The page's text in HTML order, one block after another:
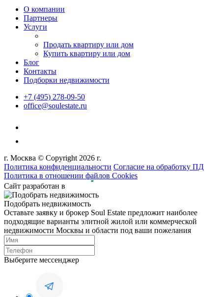
О компании
Партнеры
Услуги
Продать квартиру или дом
Купить квартиру или дом
Блог
Контакты
Подборки недвижимости
+7 (495) 278-09-50
office@soulestate.ru
г. Москва © Copyright 2026 г.
Политика конфиденциальности Согласие на обработку ПД
Политика в отношении файлов Cookies
Сайт разработан в
Подобрать недвижимость
Оставьте заявку и брокер Soul Estate предложит наиболее
подходящие варианты элитной жилой или коммерческой
недвижимости Москвы и области под ваши пожелания
Выберите мессенджер